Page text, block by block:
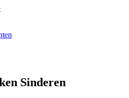
Sinderen